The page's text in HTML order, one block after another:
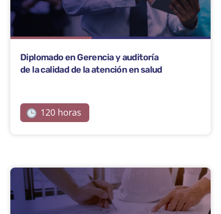
Diplomado en Gerencia y auditoría
de la calidad de la atención en salud
120 horas